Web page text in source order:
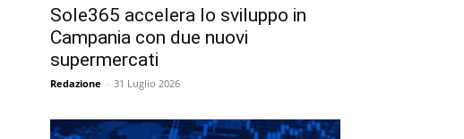
Sole365 accelera lo sviluppo in
Campania con due nuovi
supermercati
Redazione - 31 Luglio 2026